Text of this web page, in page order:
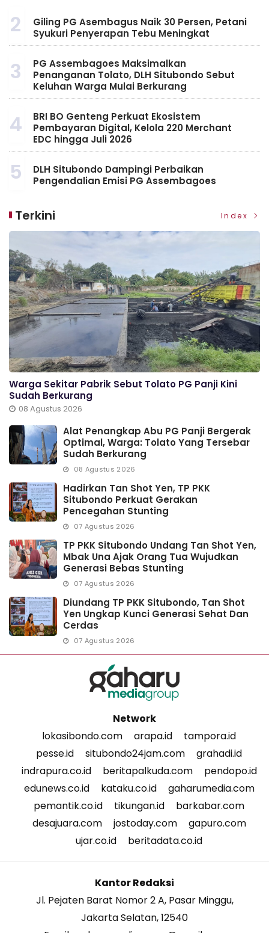
2
Giling PG Asembagus Naik 30 Persen, Petani
Syukuri Penyerapan Tebu Meningkat
3
PG Assembagoes Maksimalkan
Penanganan Tolato, DLH Situbondo Sebut
Keluhan Warga Mulai Berkurang
4
BRI BO Genteng Perkuat Ekosistem
Pembayaran Digital, Kelola 220 Merchant
EDC hingga Juli 2026
5
DLH Situbondo Dampingi Perbaikan
Pengendalian Emisi PG Assembagoes
Terkini Index
Warga Sekitar Pabrik Sebut Tolato PG Panji Kini
Sudah Berkurang
08 Agustus 2026
Alat Penangkap Abu PG Panji Bergerak
Optimal, Warga: Tolato Yang Tersebar
Sudah Berkurang
08 Agustus 2026
Hadirkan Tan Shot Yen, TP PKK
Situbondo Perkuat Gerakan
Pencegahan Stunting
07 Agustus 2026
TP PKK Situbondo Undang Tan Shot Yen,
Mbak Una Ajak Orang Tua Wujudkan
Generasi Bebas Stunting
07 Agustus 2026
Diundang TP PKK Situbondo, Tan Shot
Yen Ungkap Kunci Generasi Sehat Dan
Cerdas
07 Agustus 2026
Network
lokasibondo.com
arapa.id
tampora.id
pesse.id
situbondo24jam.com
grahadi.id
indrapura.co.id
beritapalkuda.com
pendopo.id
edunews.co.id
kataku.co.id
gaharumedia.com
pemantik.co.id
tikungan.id
barkabar.com
desajuara.com
jostoday.com
gapuro.com
ujar.co.id
beritadata.co.id
Kantor Redaksi
Jl. Pejaten Barat Nomor 2 A, Pasar Minggu,
Jakarta Selatan, 12540